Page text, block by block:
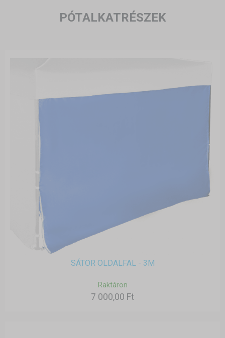
PÓTALKATRÉSZEK
SÁTOR OLDALFAL - 3M
Raktáron
7 000,00 Ft